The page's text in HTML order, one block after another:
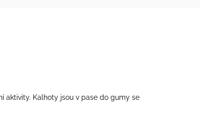
aktivity. Kalhoty jsou v pase do gumy se